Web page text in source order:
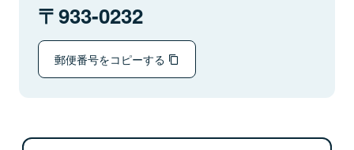
933-0232
郵便番号をコピーする